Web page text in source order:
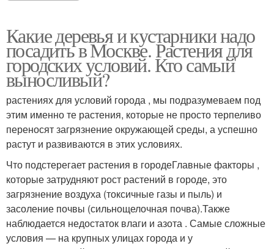
Какие деревья и кустарники надо
посадить в Москве. Растения для
городских условий. Кто самый
выносливый?
растениях для условий города , мы подразумеваем под
этим именно те растения, которые не просто терпеливо
переносят загрязнение окружающей среды, а успешно
растут и развиваются в этих условиях.
Что подстерегает растения в городеГлавные факторы ,
которые затрудняют рост растений в городе, это
загрязнение воздуха (токсичные газы и пыль) и
засоление почвы (сильнощелочная почва).Также
наблюдается недостаток влаги и азота . Самые сложные
условия — на крупных улицах города и у